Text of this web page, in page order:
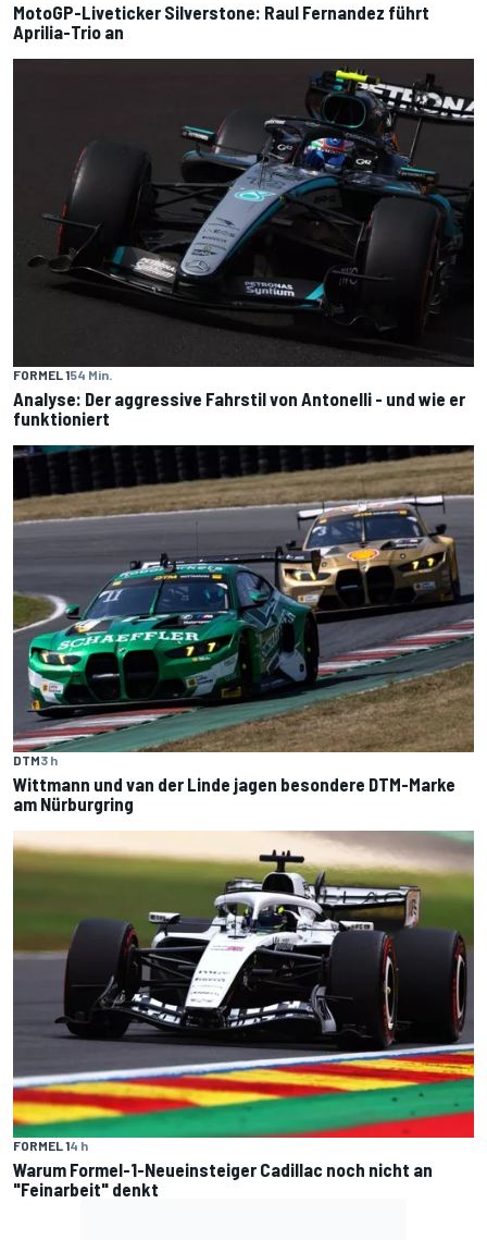
MotoGP-Liveticker Silverstone: Raul Fernandez führt
Aprilia-Trio an
FORMEL 154 Min.
Analyse: Der aggressive Fahrstil von Antonelli - und wie er
funktioniert
DTM3 h
Wittmann und van der Linde jagen besondere DTM-Marke
am Nürburgring
FORMEL 14 h
Warum Formel-1-Neueinsteiger Cadillac noch nicht an
"Feinarbeit" denkt